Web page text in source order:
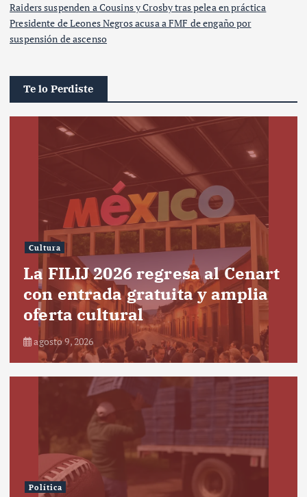
Raiders suspenden a Cousins y Crosby tras pelea en práctica
Presidente de Leones Negros acusa a FMF de engaño por
suspensión de ascenso
Te lo Perdiste
Cultura
La FILIJ 2026 regresa al Cenart
con entrada gratuita y amplia
oferta cultural
agosto 9, 2026
Política